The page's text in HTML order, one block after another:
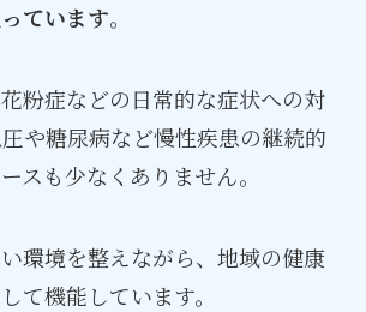
ています。
粉症などの日常的な症状への対
や糖尿病など慢性疾患の継続的
スも少なくありません。
環境を整えながら、地域の健康
て機能しています。